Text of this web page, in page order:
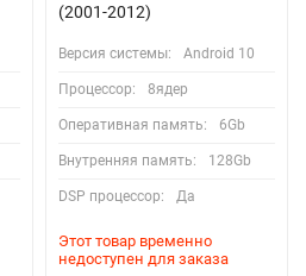
(2001-2012)
Версия системы: Android 10
Процессор: 8ядер
Оперативная память: 6Gb
Внутренняя память: 128Gb
DSP процессор: Да
Этот товар временно
недоступен для заказа